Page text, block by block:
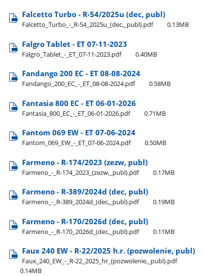
Falcetto Turbo - R-54/2025u (dec, publ)
Falcetto​_Turbo​_-​_R-54​_2025u​_(dec,​_publ).pdf 0.13MB
Falgro Tablet - ET 07-11-2023
Falgro​_Tablet​_-​_ET​_07-11-2023.pdf 0.40MB
Fandango 200 EC - ET 08-08-2024
Fandango​_200​_EC​_-​_ET​_08-08-2024.pdf 0.58MB
Fantasia 800 EC - ET 06-01-2026
Fantasia​_800​_EC​_-​_ET​_06-01-2026.pdf 0.71MB
Fantom 069 EW - ET 07-06-2024
Fantom​_069​_EW​_-​_ET​_07-06-2024.pdf 0.50MB
Farmeno - R-174/2023 (zezw, publ)
Farmeno​_-​_R-174​_2023​_(zezw,​_publ).pdf 0.17MB
Farmeno - R-389/2024d (dec, publ)
Farmeno​_-​_R-389​_2024d​_(dec,​_publ).pdf 0.19MB
Farmeno - R-170/2026d (dec, publ)
Farmeno​_-​_R-170​_2026d​_(dec,​_publ).pdf 0.11MB
Faux 240 EW - R-22/2025 h.r. (pozwolenie, publ)
Faux​_240​_EW​_-​_R-22​_2025​_hr​_(pozwolenie,​_publ).pdf
0.14MB